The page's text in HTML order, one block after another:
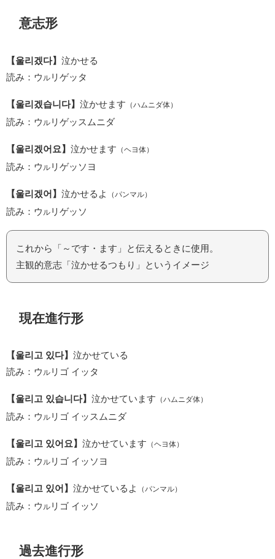
意志形
【울리겠다】 泣かせる
読み：ウ ル リゲッタ
【울리겠습니다】 泣かせます （ハムニダ体）
読み：ウ ル リゲッスムニダ
【울리겠어요】 泣かせます （ヘヨ体）
読み：ウ ル リゲッソヨ
【울리겠어】 泣かせるよ （パンマル）
読み：ウ ル リゲッソ
これから「～です・ます」と伝えるときに使用。
主観的意志「泣かせるつもり」というイメージ
現在進行形
【울리고 있다】 泣かせている
読み：ウ ル リゴ イッタ
【울리고 있습니다】 泣かせています （ハムニダ体）
読み：ウ ル リゴ イッスムニダ
【울리고 있어요】 泣かせています （ヘヨ体）
読み：ウ ル リゴ イッソヨ
【울리고 있어】 泣かせているよ （パンマル）
読み：ウ ル リゴ イッソ
過去進行形